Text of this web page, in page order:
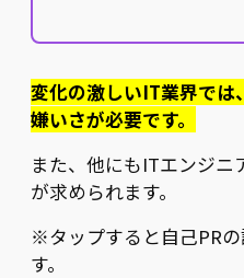
変化の激しいIT業界では
嫌いさが必要です。
また、他にもITエンジ
が求められます。
※タップすると自己PR
す。